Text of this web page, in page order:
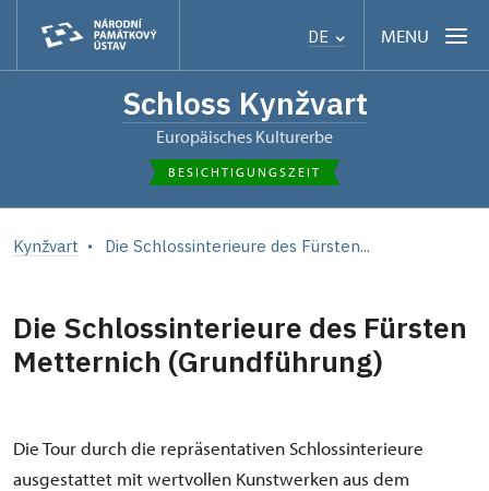
DE MENU
Schloss Kynžvart
Europäisches Kulturerbe
BESICHTIGUNGSZEIT
Kynžvart Die Schlossinterieure des Fürsten...
Die Schlossinterieure des Fürsten
Metternich (Grundführung)
Die Tour durch die repräsentativen Schlossinterieure
ausgestattet mit wertvollen Kunstwerken aus dem